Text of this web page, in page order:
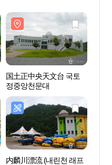
国土正中央天文台 국토
정중앙천문대
内麟川漂流 (내린천 래프